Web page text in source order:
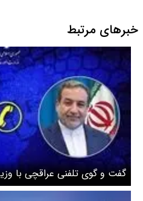
خبرهای مرتبط
گفت و گوی تلفنی عراقچی با